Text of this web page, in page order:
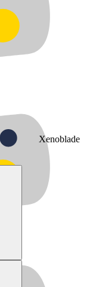
Xenoblade